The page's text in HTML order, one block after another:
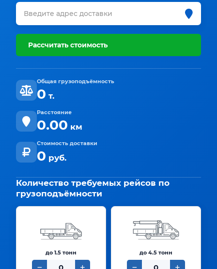
Рассчитать стоимость
Общая грузоподъёмность
0 т.
Расстояние
0.00 км
Стоимость доставки
0 руб.
Количество требуемых рейсов по
грузоподъёмности
до 1.5 тонн до 4.5 тонн